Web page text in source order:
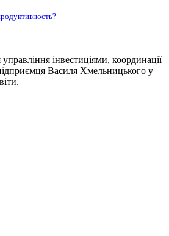
інвестиціями, координації
Василя Хмельницького у